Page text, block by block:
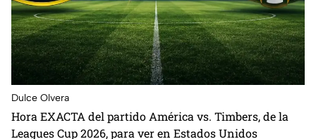
Dulce Olvera
⁠Hora EXACTA del partido América vs. Timbers, de la
Leagues Cup 2026, para ver en Estados Unidos